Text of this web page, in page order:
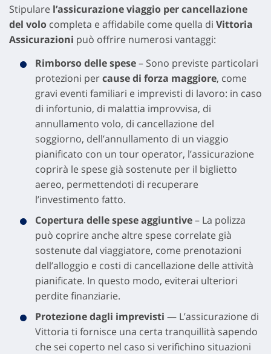
Stipulare l’assicurazione viaggio per cancellazione
del volo completa e affidabile come quella di Vittoria
Assicurazioni può offrire numerosi vantaggi:
Rimborso delle spese– Sono previste particolari
protezioni percause di forza maggiore, come
gravi eventi familiari e imprevisti di lavoro: in caso
di infortunio, di malattia improvvisa, di
annullamento volo, di cancellazione del
soggiorno, dell’annullamento di un viaggio
pianificato con un tour operator, l’assicurazione
coprirà le spese già sostenute per il biglietto
aereo, permettendoti di recuperare
l’investimento fatto.
Copertura delle spese aggiuntive– La polizza
può coprire anche altre spese correlate già
sostenute dal viaggiatore, come prenotazioni
dell’alloggio e costi di cancellazione delle attività
pianificate. In questo modo, eviterai ulteriori
perdite finanziarie.
Protezione dagli imprevisti — L’assicurazione di
Vittoria ti fornisce una certa tranquillità sapendo
che sei coperto nel caso si verifichino situazioni